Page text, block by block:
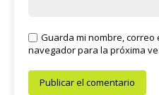
Guarda mi nombre, correo
navegador para la próxima